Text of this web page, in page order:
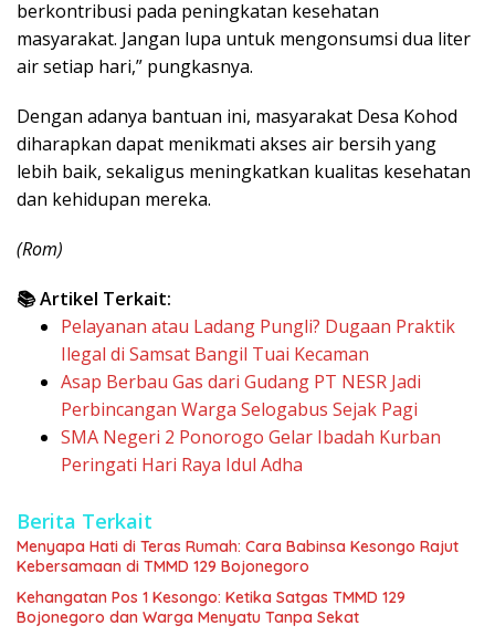
berkontribusi pada peningkatan kesehatan
masyarakat. Jangan lupa untuk mengonsumsi dua liter
air setiap hari,” pungkasnya.
Dengan adanya bantuan ini, masyarakat Desa Kohod
diharapkan dapat menikmati akses air bersih yang
lebih baik, sekaligus meningkatkan kualitas kesehatan
dan kehidupan mereka.
(Rom)
📚 Artikel Terkait:
Pelayanan atau Ladang Pungli? Dugaan Praktik
Ilegal di Samsat Bangil Tuai Kecaman
Asap Berbau Gas dari Gudang PT NESR Jadi
Perbincangan Warga Selogabus Sejak Pagi
SMA Negeri 2 Ponorogo Gelar Ibadah Kurban
Peringati Hari Raya Idul Adha
Berita Terkait
Menyapa Hati di Teras Rumah: Cara Babinsa Kesongo Rajut
Kebersamaan di TMMD 129 Bojonegoro
Kehangatan Pos 1 Kesongo: Ketika Satgas TMMD 129
Bojonegoro dan Warga Menyatu Tanpa Sekat